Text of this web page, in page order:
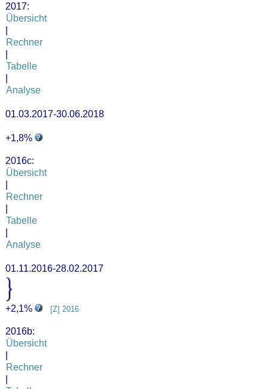
2017:
Übersicht
Rechner
Tabelle
Analyse
01.03.2017-30.06.2018
+1,8%
2016c:
Übersicht
Rechner
Tabelle
Analyse
01.11.2016-28.02.2017
+2,1% [Z] 2016
2016b:
Übersicht
Rechner